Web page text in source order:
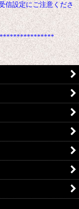
信設定にご注意くださ